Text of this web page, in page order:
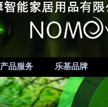
产品服务 乐基品牌